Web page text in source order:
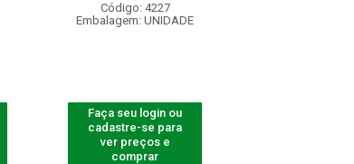
Código: 4227
Embalagem: UNIDADE
Faça seu login ou
cadastre-se para
ver preços e
comprar